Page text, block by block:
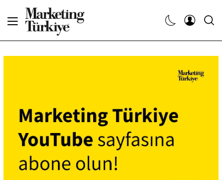
Dergiler
Etkinlikler